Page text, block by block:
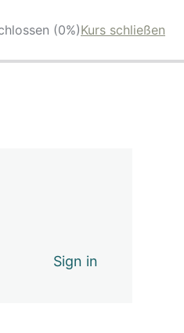
(0%)Kurs schließen
Sign in